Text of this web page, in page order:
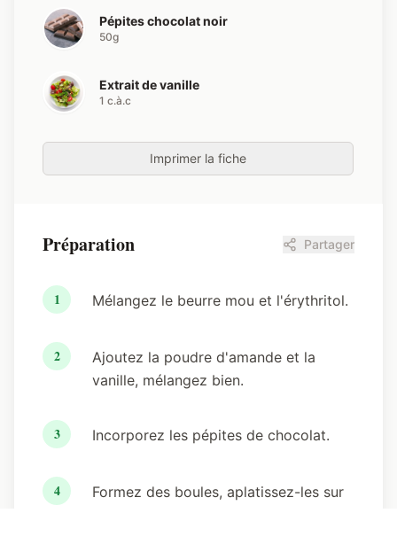
Pépites chocolat noir
50g
Extrait de vanille
1 c.à.c
Imprimer la fiche
Préparation Partager
1 Mélangez le beurre mou et l'érythritol.
2
Ajoutez la poudre d'amande et la
vanille, mélangez bien.
3 Incorporez les pépites de chocolat.
4
Formez des boules, aplatissez-les sur